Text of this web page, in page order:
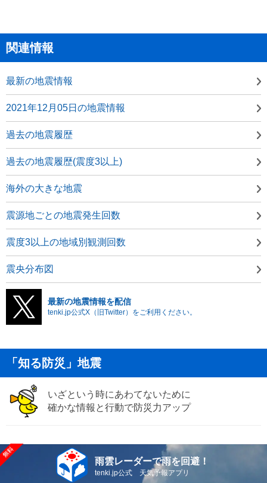
関連情報
最新の地震情報
2021年12月05日の地震情報
過去の地震履歴
過去の地震履歴(震度3以上)
海外の大きな地震
震源地ごとの地震発生回数
震度3以上の地域別観測回数
震央分布図
最新の地震情報を配信
tenki.jp公式X（旧Twitter）をご利用ください。
「知る防災」地震
いざという時にあわてないために
確かな情報と行動で防災力アップ
雨雲レーダーで雨を回避！
tenki.jp公式 天気予報アプリ